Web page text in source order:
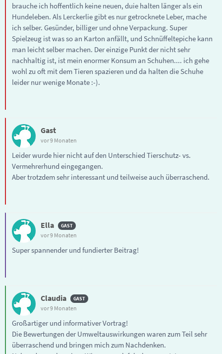
brauche ich hoffentlich keine neuen, duie halten länger als ein
Hundeleben. Als Lerckerlie gibt es nur getrocknete Leber, mache
ich selber. Gesünder, billiger und ohne Verpackung. Super
Spielzeug ist was so an Karton anfällt, und Schnüffeltepiche kann
man leicht selber machen. Der einzige Punkt der nicht sehr
nachhaltig ist, ist mein enormer Konsum an Schuhen.... ich gehe
wohl zu oft mit dem Tieren spazieren und da halten die Schuhe
leider nur wenige Monate :-).
Gast
vor 9 Monaten
Leider wurde hier nicht auf den Unterschied Tierschutz- vs.
Vermehrerhund eingegangen.
Aber trotzdem sehr interessant und teilweise auch überraschend.
Ella
vor 9 Monaten
Super spannender und fundierter Beitrag!
Claudia
vor 9 Monaten
Großartiger und informativer Vortrag!
Die Bewertungen der Umweltauswirkungen waren zum Teil sehr
überraschend und bringen mich zum Nachdenken.